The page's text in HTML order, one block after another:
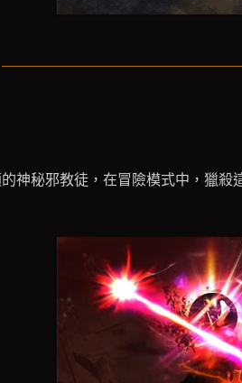
神秘邪教徒，在冒險模式中，獵